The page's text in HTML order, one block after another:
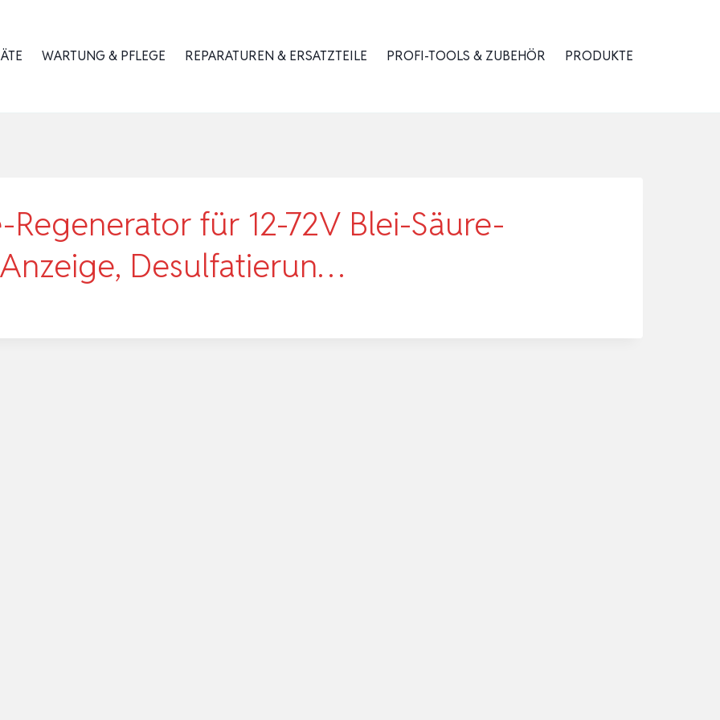
WARTUNG & PFLEGE REPARATUREN & ERSATZTEILE PROFI-TOOLS & ZUBEHÖR PRODUKTE
für 12-72V Blei-Säure-
Desulfatierun…